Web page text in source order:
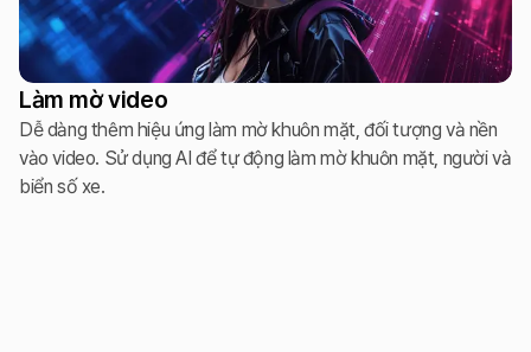
Làm mờ video
Dễ dàng thêm hiệu ứng làm mờ khuôn mặt, đối tượng và nền
vào video. Sử dụng AI để tự động làm mờ khuôn mặt, người và
biển số xe.